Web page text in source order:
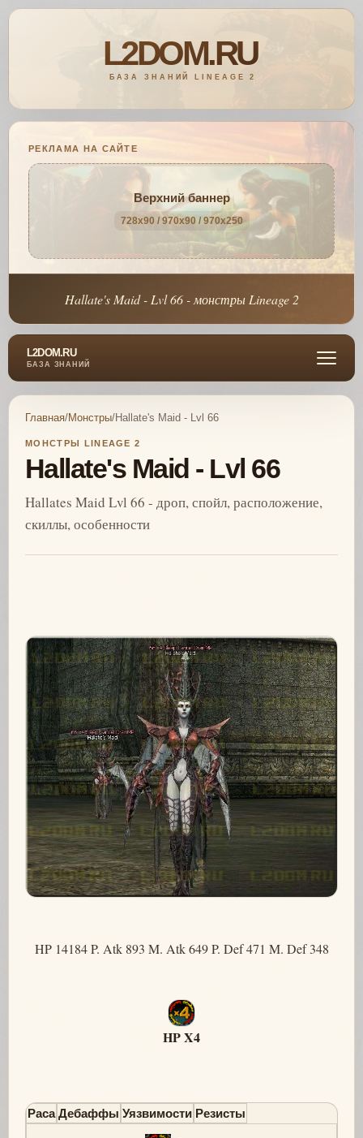
РЕКЛАМА НА САЙТЕ
Верхний баннер
728x90 / 970x90 / 970x250
Hallate's Maid - Lvl 66 - монстры Lineage 2
L2DOM.RU
БАЗА ЗНАНИЙ
Главная/Монстры/Hallate's Maid - Lvl 66
МОНСТРЫ LINEAGE 2
Hallate's Maid - Lvl 66
Hallates Maid Lvl 66 - дроп, спойл, расположение,
скиллы, особенности
HP 14184 P. Atk 893 M. Atk 649 P. Def 471 M. Def 348
HP X4
Раса Дебаффы Уязвимости Резисты